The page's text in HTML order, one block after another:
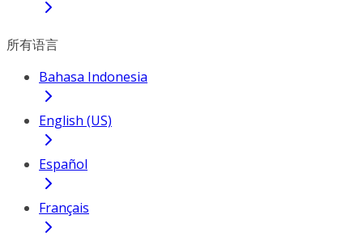
所有语言
Bahasa Indonesia
English (US)
Español
Français